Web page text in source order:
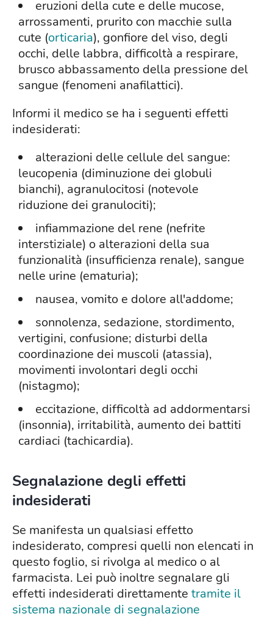
eruzioni della cute e delle mucose,
arrossamenti, prurito con macchie sulla
cute (orticaria), gonfiore del viso, degli
occhi, delle labbra, difficoltà a respirare,
brusco abbassamento della pressione del
sangue (fenomeni anafilattici).
Informi il medico se ha i seguenti effetti
indesiderati:
alterazioni delle cellule del sangue:
leucopenia (diminuzione dei globuli
bianchi), agranulocitosi (notevole
riduzione dei granulociti);
infiammazione del rene (nefrite
interstiziale) o alterazioni della sua
funzionalità (insufficienza renale), sangue
nelle urine (ematuria);
nausea, vomito e dolore all'addome;
sonnolenza, sedazione, stordimento,
vertigini, confusione; disturbi della
coordinazione dei muscoli (atassia),
movimenti involontari degli occhi
(nistagmo);
eccitazione, difficoltà ad addormentarsi
(insonnia), irritabilità, aumento dei battiti
cardiaci (tachicardia).
Segnalazione degli effetti
indesiderati
Se manifesta un qualsiasi effetto
indesiderato, compresi quelli non elencati in
questo foglio, si rivolga al medico o al
farmacista. Lei può inoltre segnalare gli
effetti indesiderati direttamente tramite il
sistema nazionale di segnalazione